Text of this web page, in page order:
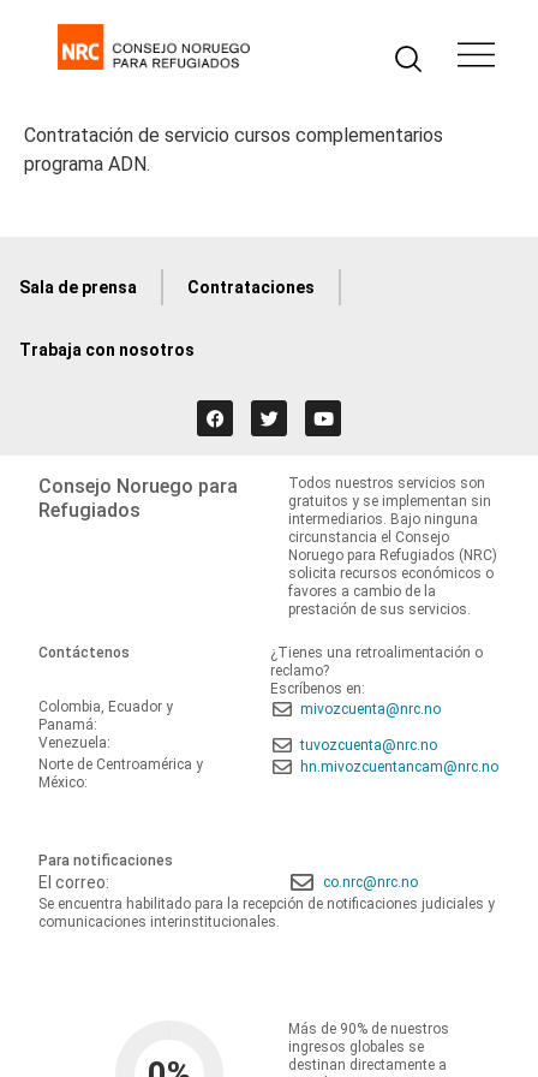
Contratación de servicio cursos complementarios
programa ADN.
Sala de prensa Contrataciones
Trabaja con nosotros
Consejo Noruego para
Refugiados
Todos nuestros servicios son
gratuitos y se implementan sin
intermediarios. Bajo ninguna
circunstancia el Consejo
Noruego para Refugiados (NRC)
solicita recursos económicos o
favores a cambio de la
prestación de sus servicios.
Contáctenos
¿Tienes una retroalimentación o
reclamo?
Escríbenos en:
Colombia, Ecuador y
Panamá:
mivozcuenta@nrc.no
Venezuela:
tuvozcuenta@nrc.no
Norte de Centroamérica y
México:
hn.mivozcuentancam@nrc.no
Para notificaciones
El correo:
co.nrc@nrc.no
Se encuentra habilitado para la recepción de notificaciones judiciales y
comunicaciones interinstitucionales.
Más de 90% de nuestros
ingresos globales se
destinan directamente a